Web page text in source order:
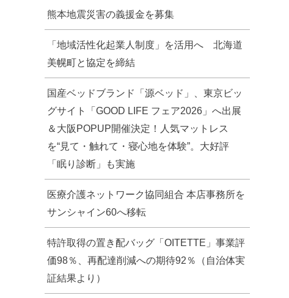
熊本地震災害の義援金を募集
「地域活性化起業人制度」を活用へ 北海道
美幌町と協定を締結
国産ベッドブランド「源ベッド」、東京ビッ
グサイト「GOOD LIFE フェア2026」へ出展
＆大阪POPUP開催決定！人気マットレス
を“見て・触れて・寝心地を体験”。大好評
「眠り診断」も実施
医療介護ネットワーク協同組合 本店事務所を
サンシャイン60へ移転
特許取得の置き配バッグ「OITETTE」事業評
価98％、再配達削減への期待92％（自治体実
証結果より）